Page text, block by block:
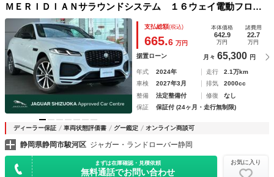
ＭＥＲＩＤＩＡＮサラウンドシステム １６ウェイ電動フロン
トシート ヒーター＆ベンチレーション シートメモリ パワ
ージェスチャーテールゲート プライバシーガラス 純正ドラ
イブレコーダー
支払総額(税込)
665.6 万円
本体価格
642.9
万円
諸費用
22.7
万円
据置ローン 月々 65,300 円
年式 2024年 走行
2.1万km
車検
2027年3月 排気
2000cc
整備
法定整備付 修復
なし
保証
保証付 (24ヶ月・走行無制限)
ディーラー保証 車両状態評価書 グー鑑定 オンライン商談可
静岡県静岡市駿河区 ジャガー・ランドローバー静岡
まずは在庫確認・見積依頼
無料通話でお問い合わせ
お気に入り